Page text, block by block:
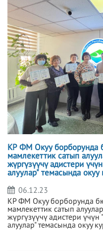
КР ФМ Окуу борборунда
мамлекеттик сатып
жүргүзүүчү адистери
алуулар" темасында окуу
06.12.23
КР ФМ Окуу борборунда
мамлекеттик сатып
жүргүзүүчү адистери үчүн
алуулар" темасында окуу